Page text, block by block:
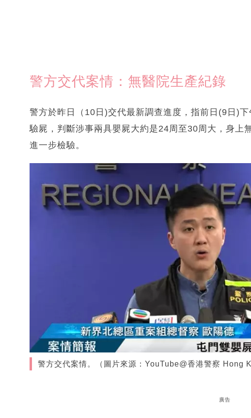
警方交代案情：無醫院生產紀錄
警方於昨日（10日)交代最新調查進度，指前日(9日)
驗屍，判斷涉事兩具嬰屍大約是24周至30周大，身上
進一步檢驗。
警方交代案情。（圖片來源：YouTube@香港警察 Hong
廣告